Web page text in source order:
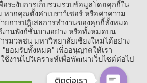
ระงับการเก็บรวมรวบข้อมูลโดยคุกกี้ใน
หากคุณตั้งค่าเบราว์เซอร์ หรือค่าความ
ยการปฎิเสธการทำงานของคุกกี้ทั้งหมด
านฟังก์ชั่นบางอย่าง หรือทั้งหมดบน
รมวลชน มหาวิทยาลัยเชียงใหม่ได้อย่าง
ยอมรับทั้งหมด" เพื่ออนุญาตให้เรา
งานไปวิเคราะห์เพื่อพัฒนาเว็บไซต์ต่อไป
ติดต่อเรา